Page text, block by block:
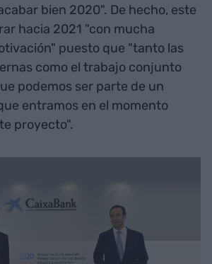
bien 2020". De hecho, este
hacia 2021 "con mucha
puesto que "tanto las
como el trabajo conjunto
podemos ser parte de un
entramos en el momento
proyecto".